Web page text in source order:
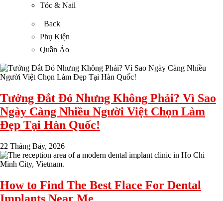
Tóc & Nail
Back
Phụ Kiện
Quần Áo
Tưởng Đắt Đỏ Nhưng Không Phải? Vì Sao
Ngày Càng Nhiều Người Việt Chọn Làm
Đẹp Tại Hàn Quốc!
22 Tháng Bảy, 2026
How to Find The Best Flace For Dental
Implants Near Me